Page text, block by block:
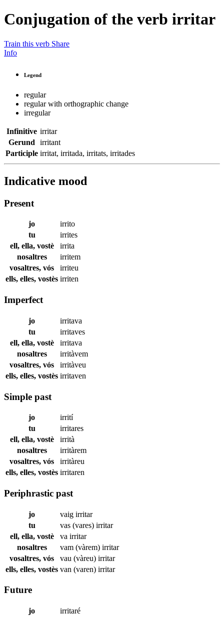
Conjugation of the verb irritar
Train this verb Share
Info
Legend
regular
regular with orthographic change
irregular
Infinitive irritar
Gerund
irritant
Participle irritat, irritada, irritats, irritades
Indicative mood
Present
jo
irrito
tu
irrites
ell, ella, vostè
irrita
nosaltres
irritem
vosaltres, vós
irriteu
ells, elles, vostès irriten
Imperfect
jo
irritava
tu
irritaves
ell, ella, vostè
irritava
nosaltres
irritàvem
vosaltres, vós
irritàveu
ells, elles, vostès irritaven
Simple past
jo
irrití
tu
irritares
ell, ella, vostè
irrità
nosaltres
irritàrem
vosaltres, vós
irritàreu
ells, elles, vostès irritaren
Periphrastic past
jo vaig irritar
tu
vas (vares) irritar
ell, ella, vostè
va irritar
nosaltres
vam (vàrem) irritar
vosaltres, vós
vau (vàreu) irritar
ells, elles, vostès van (varen) irritar
Future
jo
irritaré